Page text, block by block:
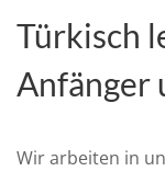
Türkisch
Anfänger
Wir arbeiten in